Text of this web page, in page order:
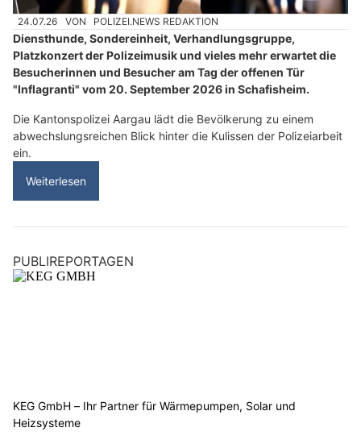
24.07.26 VON POLIZEI.NEWS REDAKTION
Diensthunde, Sondereinheit, Verhandlungsgruppe,
Platzkonzert der Polizeimusik und vieles mehr erwartet die
Besucherinnen und Besucher am Tag der offenen Tür
"Inflagranti" vom 20. September 2026 in Schafisheim.
Die Kantonspolizei Aargau lädt die Bevölkerung zu einem
abwechslungsreichen Blick hinter die Kulissen der Polizeiarbeit
ein.
Weiterlesen
PUBLIREPORTAGEN
KEG GmbH – Ihr Partner für Wärmepumpen, Solar und
Heizsysteme